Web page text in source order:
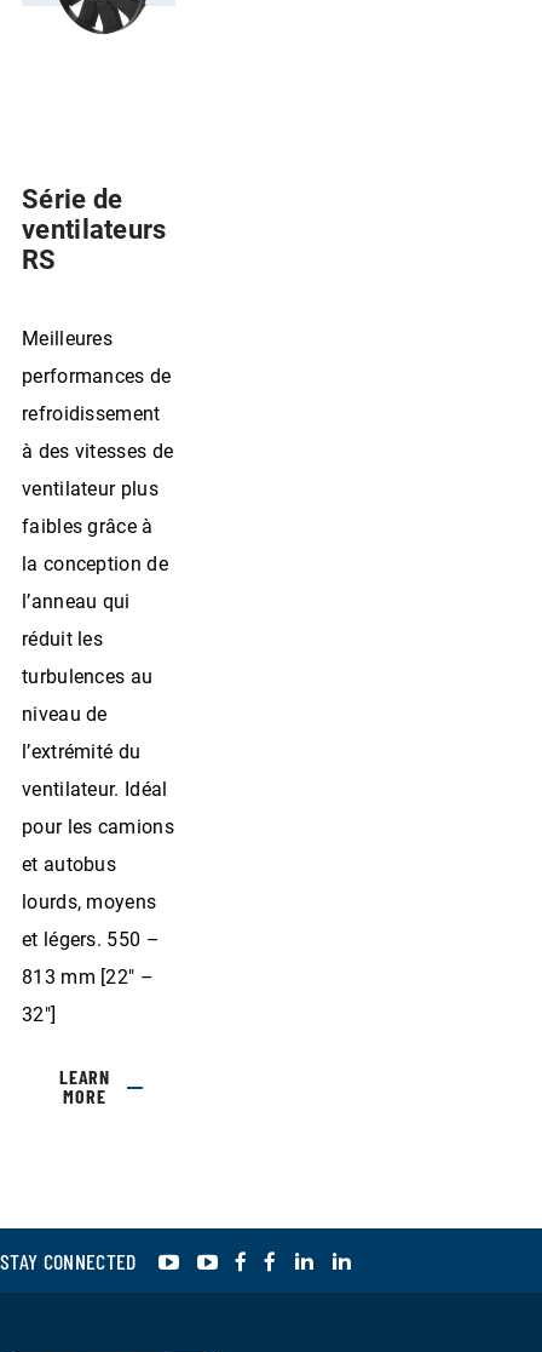
Série de
ventilateurs
RS
Meilleures
performances de
refroidissement
à des vitesses de
ventilateur plus
faibles grâce à
la conception de
l’anneau qui
réduit les
turbulences au
niveau de
l’extrémité du
ventilateur. Idéal
pour les camions
et autobus
lourds, moyens
et légers. 550 –
813 mm [22″ –
32″]
LEARN
MORE
STAY CONNECTED YouTubeYouTube
Facebook
Facebook
LinkedIn